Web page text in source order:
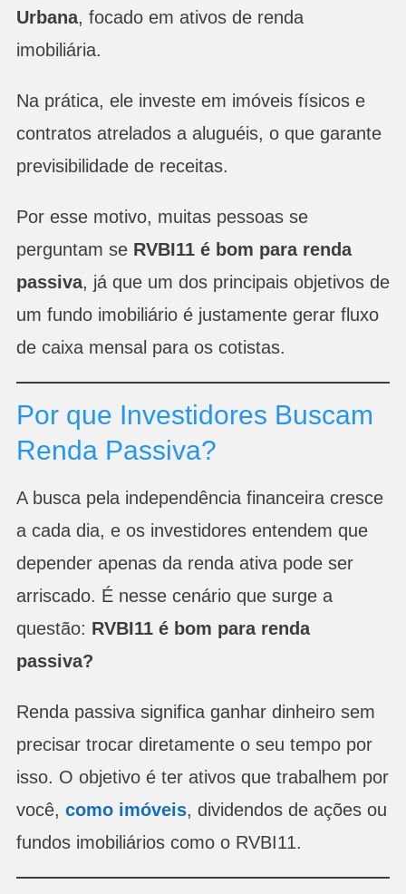
Urbana, focado em ativos de renda
imobiliária.
Na prática, ele investe em imóveis físicos e
contratos atrelados a aluguéis, o que garante
previsibilidade de receitas.
Por esse motivo, muitas pessoas se
perguntam se RVBI11 é bom para renda
passiva, já que um dos principais objetivos de
um fundo imobiliário é justamente gerar fluxo
de caixa mensal para os cotistas.
Por que Investidores Buscam
Renda Passiva?
A busca pela independência financeira cresce
a cada dia, e os investidores entendem que
depender apenas da renda ativa pode ser
arriscado. É nesse cenário que surge a
questão: RVBI11 é bom para renda
passiva?
Renda passiva significa ganhar dinheiro sem
precisar trocar diretamente o seu tempo por
isso. O objetivo é ter ativos que trabalhem por
você, como imóveis, dividendos de ações ou
fundos imobiliários como o RVBI11.